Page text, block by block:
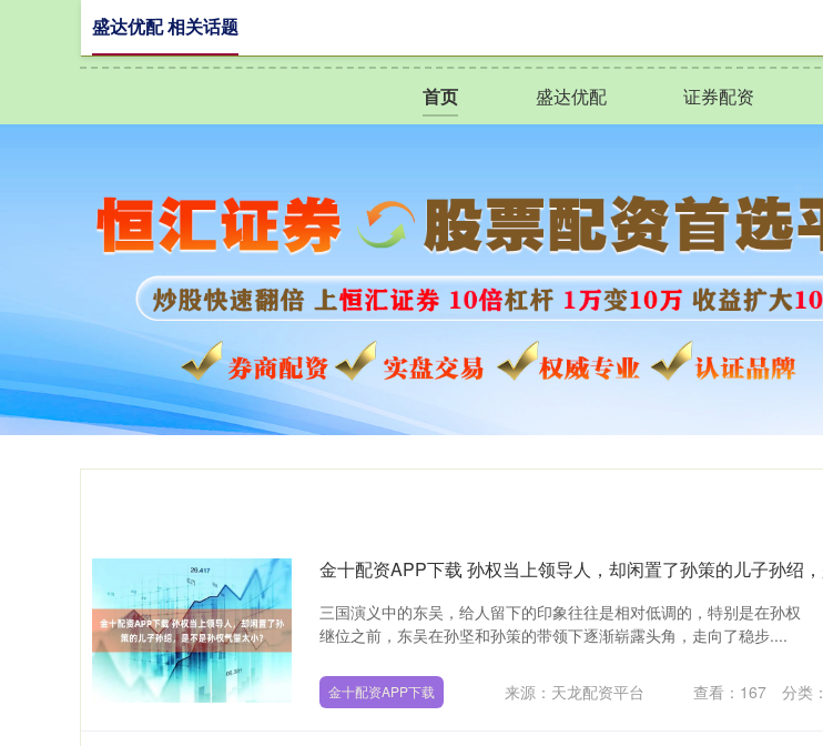
首页 盛达优配 证券配资
盛达优配 相关话题
三国演义中的东吴，给人留下的印象往往是相对低调的，特别是在孙权
继位之前，东吴在孙坚和孙策的带领下逐渐崭露头角，走向了稳步....
金十配资APP下载 来源：天龙配资平台 查看： 167 分类：